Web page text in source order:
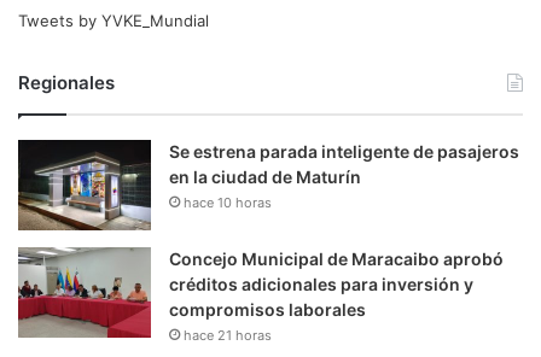
Tweets by YVKE_Mundial
Regionales
Se estrena parada inteligente de pasajeros
en la ciudad de Maturín
hace 10 horas
Concejo Municipal de Maracaibo aprobó
créditos adicionales para inversión y
compromisos laborales
hace 21 horas